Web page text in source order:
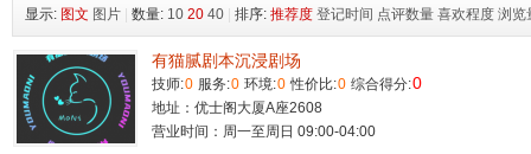
显示: 图文 图片 数量: 10 20 40 排序: 推荐度 登记时间 点评数量 喜欢程度 浏览
有猫腻剧本沉浸剧场
技师:0 服务:0 环境:0 性价比:0 综合得分:0
地址：优士阁大厦A座2608
营业时间：周一至周日 09:00-04:00